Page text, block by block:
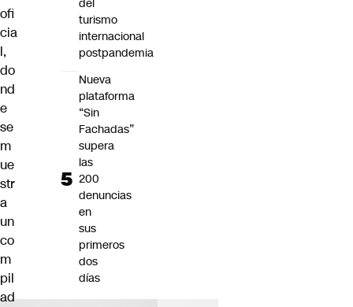
ofi
cia
l,
do
nd
e
se
m
ue
str
a
un
co
m
pil
ad
del
turismo
internacional
postpandemia
Nueva
plataforma
“Sin
Fachadas”
supera
las
200
denuncias
en
sus
primeros
dos
días